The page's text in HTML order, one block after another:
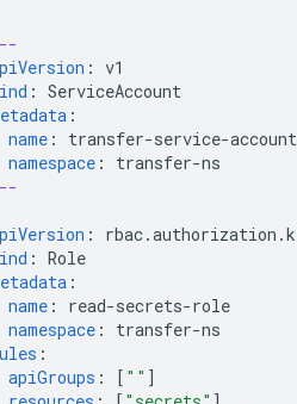
: v1
: ServiceAccount
:
name :
transfer-service-account
namespace :
transfer-ns
:
: Role
:
name :
read-secrets-role
namespace :
transfer-ns
:
apiGroups : [ "" ]